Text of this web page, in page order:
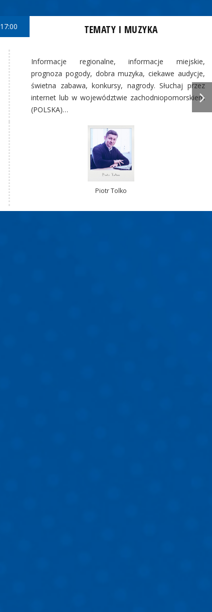
17:00 TEMATY I MUZYKA
Informacje regionalne, informacje miejskie,
prognoza pogody, dobra muzyka, ciekawe audycje,
świetna zabawa, konkursy, nagrody. Słuchaj przez
internet lub w województwie zachodniopomorskiem
(POLSKA)…
Piotr Tolko